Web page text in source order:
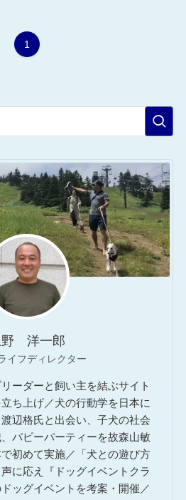
1
野 洋一郎
イフディレクター
ーダーと飼い主を結ぶサイト
立ち上げ／犬の行動学を日本に
辺格氏と出会い、子犬の社会
パピーパーティーを故森山敏
初めて実施／「犬との遊び方
に応え『ドッグイベントクラ
ッグイベントを考案・開催／